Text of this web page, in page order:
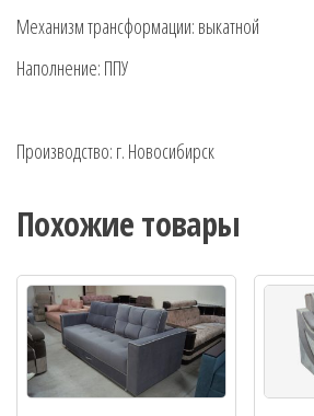
Механизм трансформации: выкатной
Наполнение: ППУ
Производство: г. Новосибирск
Похожие товары